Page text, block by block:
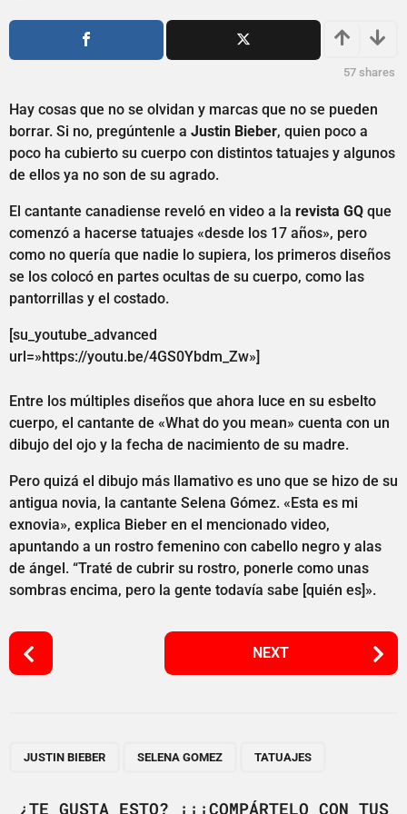
a
a
g
o
o
57 shares
Hay cosas que no se olvidan y marcas que no se pueden
borrar. Si no, pregúntenle a Justin Bieber, quien poco a
poco ha cubierto su cuerpo con distintos tatuajes y algunos
de ellos ya no son de su agrado.
El cantante canadiense reveló en video a la revista GQ que
comenzó a hacerse tatuajes «desde los 17 años», pero
como no quería que nadie lo supiera, los primeros diseños
se los colocó en partes ocultas de su cuerpo, como las
pantorrillas y el costado.
[su_youtube_advanced
url=»https://youtu.be/4GS0Ybdm_Zw»]
Entre los múltiples diseños que ahora luce en su esbelto
cuerpo, el cantante de «What do you mean» cuenta con un
dibujo del ojo y la fecha de nacimiento de su madre.
Pero quizá el dibujo más llamativo es uno que se hizo de su
antigua novia, la cantante Selena Gómez. «Esta es mi
exnovia», explica Bieber en el mencionado video,
apuntando a un rostro femenino con cabello negro y alas
de ángel. “Traté de cubrir su rostro, ponerle como unas
sombras encima, pero la gente todavía sabe [quién es]».
P
o
NEXT
JUSTIN BIEBER SELENA GOMEZ TATUAJES
¿TE GUSTA ESTO? ¡¡¡COMPÁRTELO CON TUS